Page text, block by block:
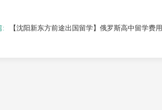
【沈阳新东方前途出国留学】俄罗斯高中留学费用
: